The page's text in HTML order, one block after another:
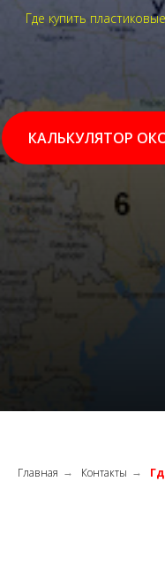
Где купить
КАЛЬКУЛЯТОР
Главная → Контакты →